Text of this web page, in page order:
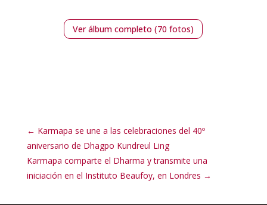
Ver álbum completo (70 fotos)
← Karmapa se une a las celebraciones del 40º
aniversario de Dhagpo Kundreul Ling
Karmapa comparte el Dharma y transmite una
iniciación en el Instituto Beaufoy, en Londres →